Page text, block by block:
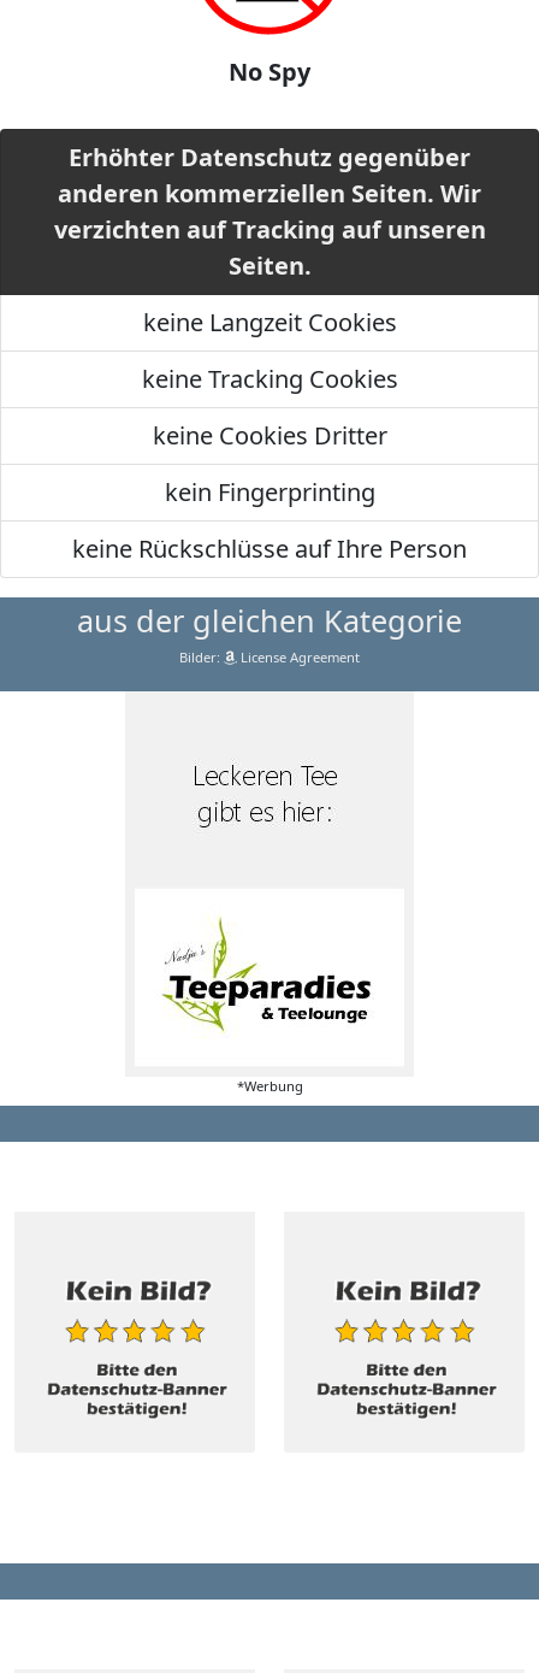
No Spy
Erhöhter Datenschutz gegenüber
anderen kommerziellen Seiten. Wir
verzichten auf Tracking auf unseren
Seiten.
keine Langzeit Cookies
keine Tracking Cookies
keine Cookies Dritter
kein Fingerprinting
keine Rückschlüsse auf Ihre Person
aus der gleichen Kategorie
Bilder: License Agreement
*Werbung